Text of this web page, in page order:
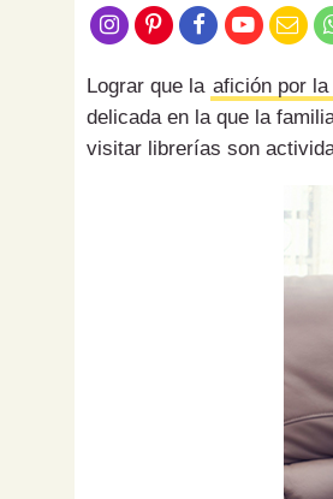
Lograr que la afición por
delicada en la que la
visitar librerías son